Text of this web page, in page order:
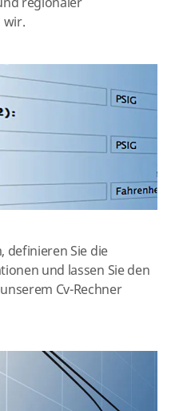
wir.
definieren Sie die
und lassen Sie den
Cv-Rechner